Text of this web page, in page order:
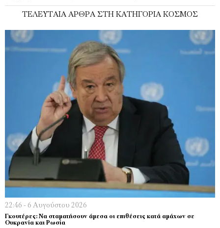
ΤΕΛΕΥΤΑΊΑ ΆΡΘΡΑ ΣΤΗ ΚΑΤΗΓΟΡΊΑ ΚΌΣΜΟΣ
22:46 - 6 Αυγούστου 2026
Γκουτέρες: Να σταματήσουν άμεσα οι επιθέσεις κατά αμάχων σε
Ουκρανία και Ρωσία